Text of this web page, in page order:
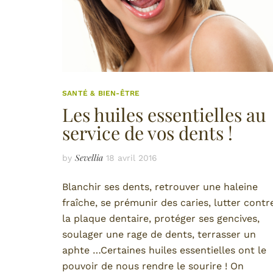
SANTÉ & BIEN-ÊTRE
Les huiles essentielles au
service de vos dents !
by Sevellia 18 avril 2016
Blanchir ses dents, retrouver une haleine
fraîche, se prémunir des caries, lutter
la plaque dentaire, protéger ses gencives,
soulager une rage de dents, terrasser un
aphte …Certaines huiles essentielles ont le
pouvoir de nous rendre le sourire ! On